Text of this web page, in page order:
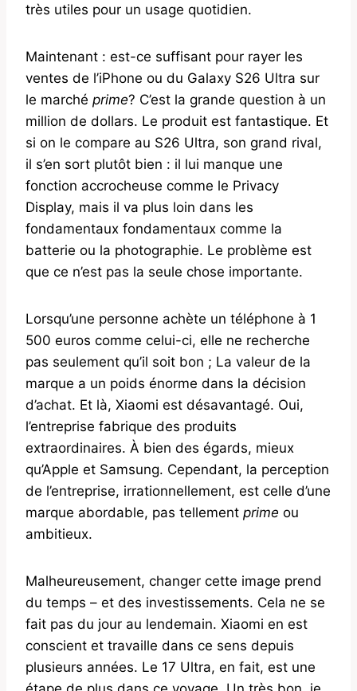
très utiles pour un usage quotidien.
Maintenant : est-ce suffisant pour rayer les
ventes de l’iPhone ou du Galaxy S26 Ultra sur
le marché prime? C’est la grande question à un
million de dollars. Le produit est fantastique. Et
si on le compare au S26 Ultra, son grand rival,
il s’en sort plutôt bien : il lui manque une
fonction accrocheuse comme le Privacy
Display, mais il va plus loin dans les
fondamentaux fondamentaux comme la
batterie ou la photographie. Le problème est
que ce n’est pas la seule chose importante.
Lorsqu’une personne achète un téléphone à 1
500 euros comme celui-ci, elle ne recherche
pas seulement qu’il soit bon ; La valeur de la
marque a un poids énorme dans la décision
d’achat. Et là, Xiaomi est désavantagé. Oui,
l’entreprise fabrique des produits
extraordinaires. À bien des égards, mieux
qu’Apple et Samsung. Cependant, la perception
de l’entreprise, irrationnellement, est celle d’une
marque abordable, pas tellement prime ou
ambitieux.
Malheureusement, changer cette image prend
du temps – et des investissements. Cela ne se
fait pas du jour au lendemain. Xiaomi en est
conscient et travaille dans ce sens depuis
plusieurs années. Le 17 Ultra, en fait, est une